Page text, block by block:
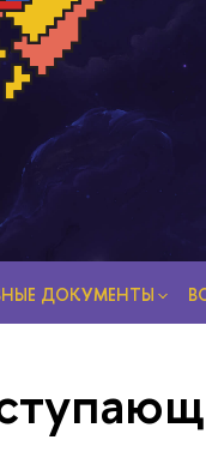
ДОКУМЕНТЫ